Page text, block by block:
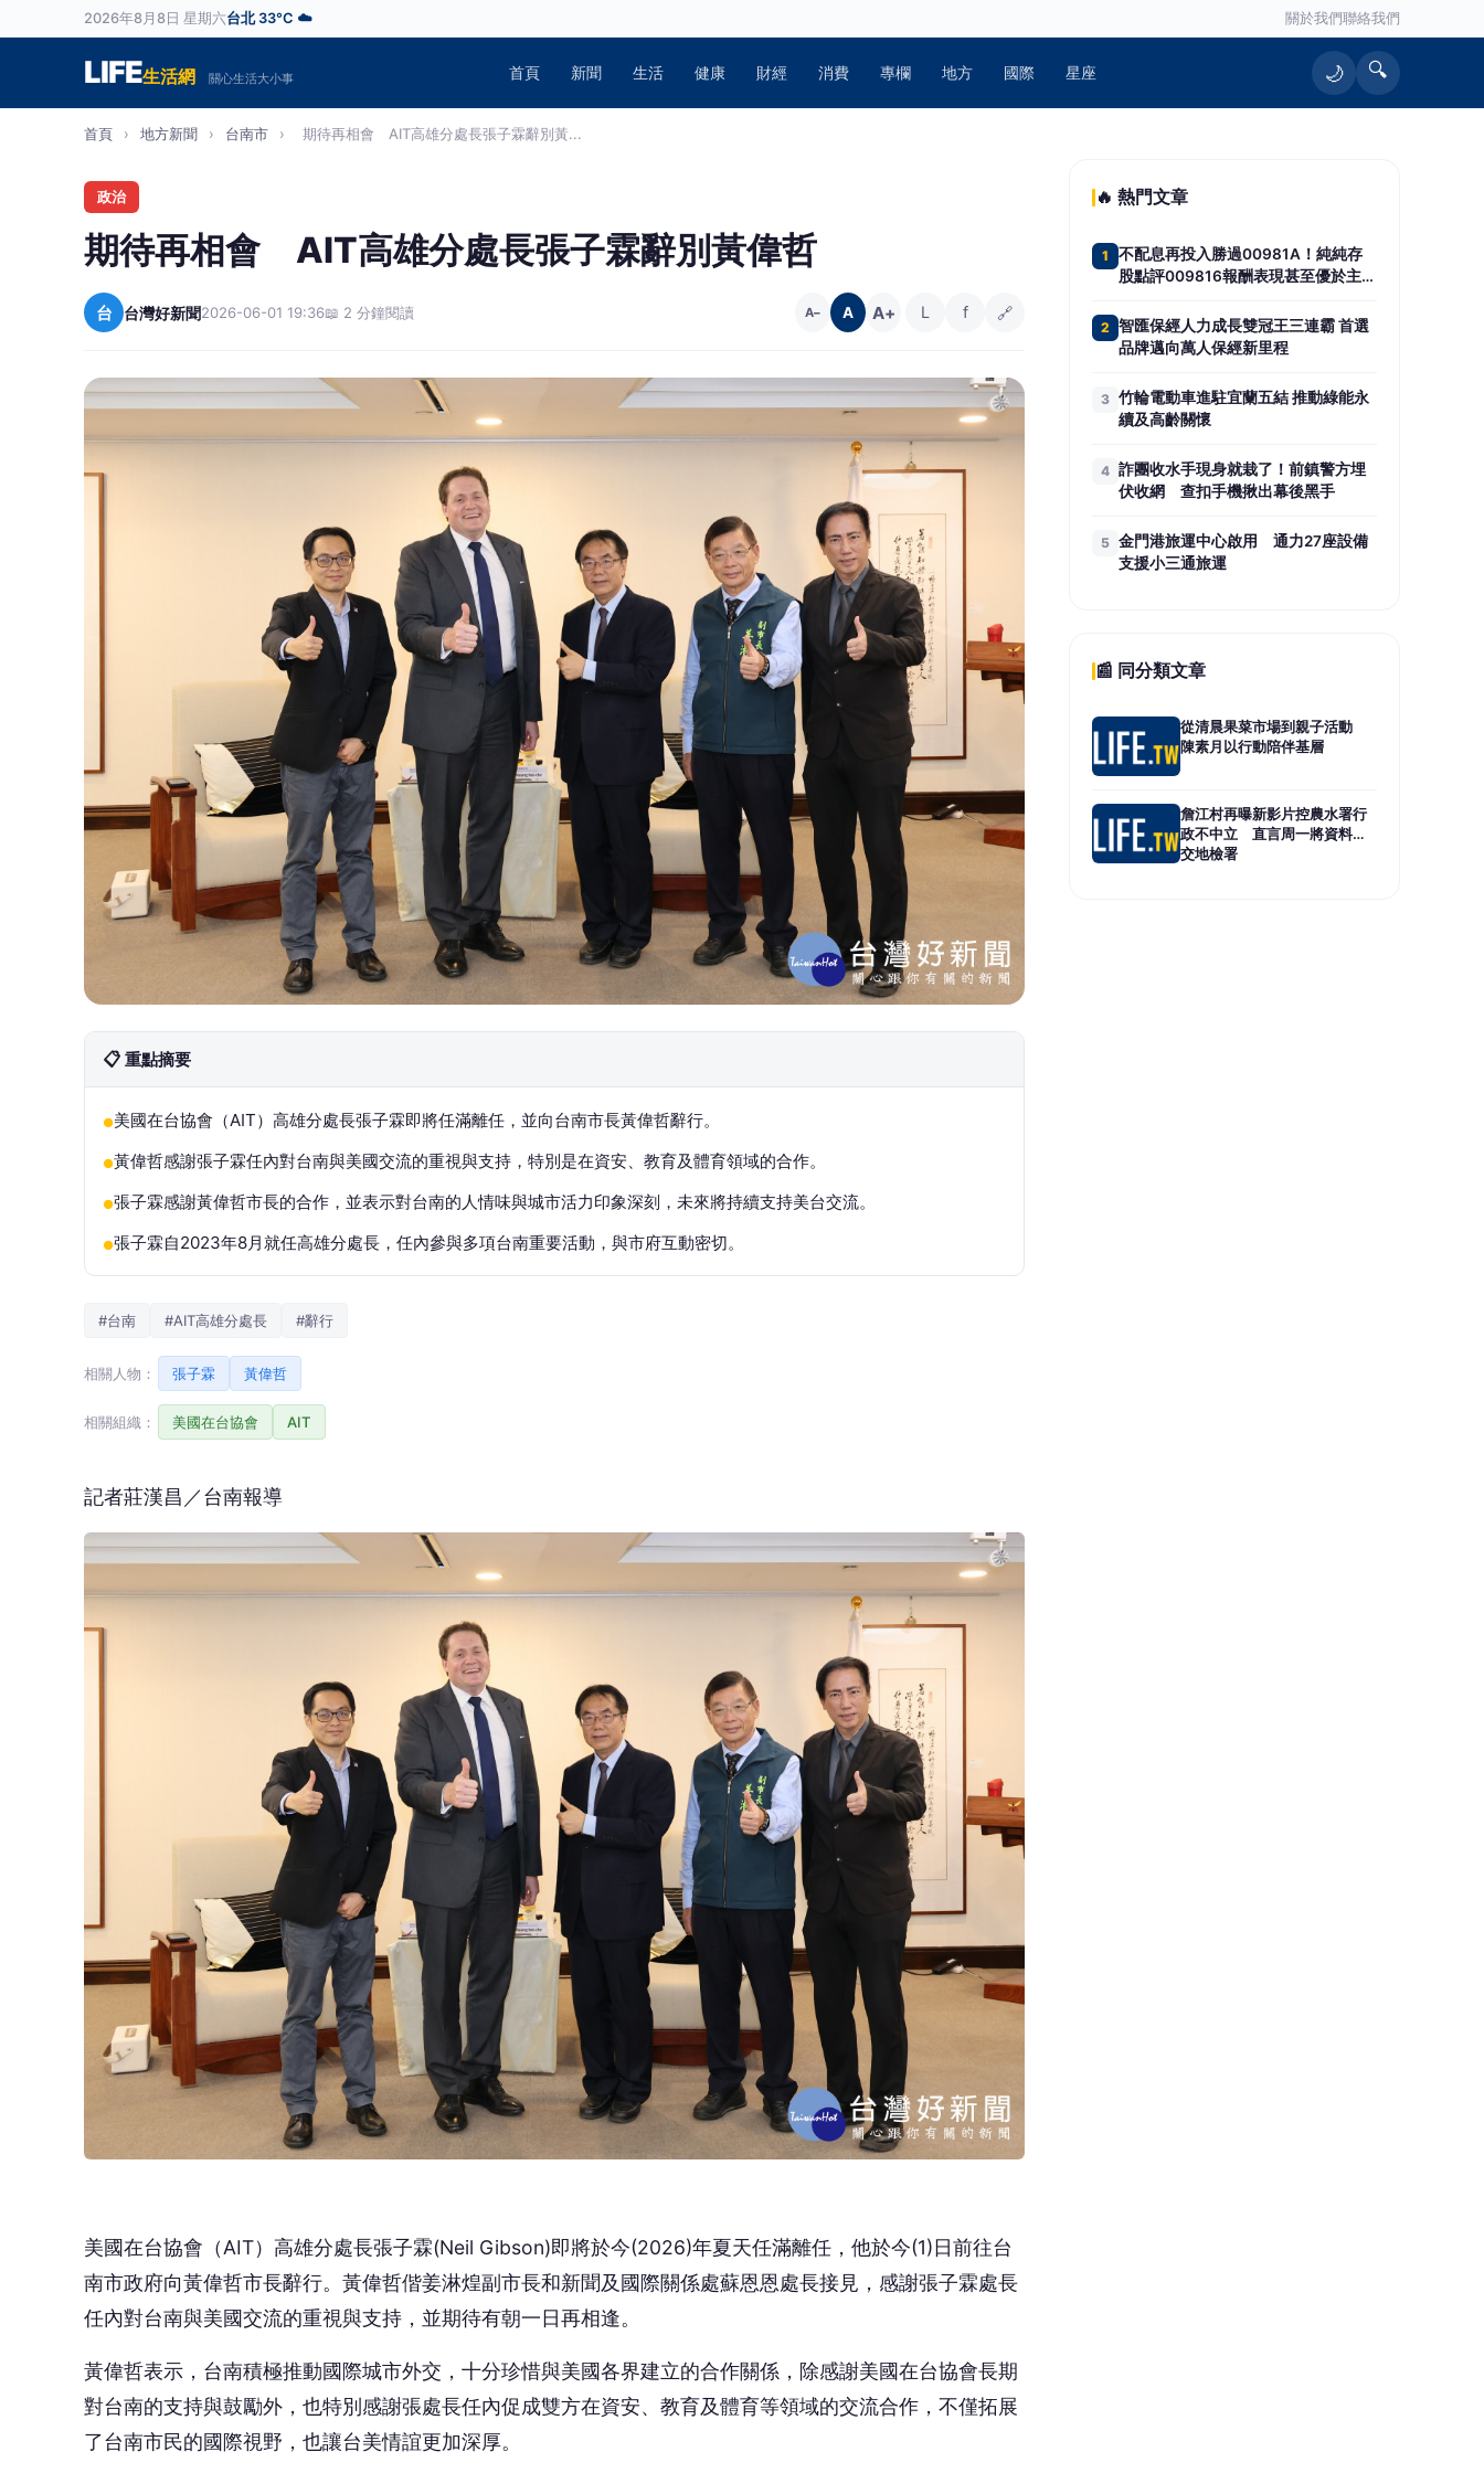
2026年8月8日 星期六台北 33°C ☁️ 關於我們聯絡我們
LIFE生活網 關心生活大小事 首頁 新聞 生活 健康 財經 消費 專欄 地方 國際 星座 🌙 🔍
首頁 › 地方新聞 › 台南市 › 期待再相會 AIT高雄分處長張子霖辭別黃...
政治
期待再相會 AIT高雄分處長張子霖辭別黃偉哲
台 台灣好新聞2026-06-01 19:36📖 2 分鐘閱讀 A− A A+ L f 🔗
📋 重點摘要
●美國在台協會（AIT）高雄分處長張子霖即將任滿離任，並向台南市長黃偉哲辭行。
●黃偉哲感謝張子霖任內對台南與美國交流的重視與支持，特別是在資安、教育及體育領域的合作。
●張子霖感謝黃偉哲市長的合作，並表示對台南的人情味與城市活力印象深刻，未來將持續支持美台交流。
●張子霖自2023年8月就任高雄分處長，任內參與多項台南重要活動，與市府互動密切。
#台南 #AIT高雄分處長 #辭行
相關人物： 張子霖 黃偉哲
相關組織： 美國在台協會 AIT
記者莊漢昌／台南報導
美國在台協會（AIT）高雄分處長張子霖(Neil Gibson)即將於今(2026)年夏天任滿離任，他於今(1)日前往台
南市政府向黃偉哲市長辭行。黃偉哲偕姜淋煌副市長和新聞及國際關係處蘇恩恩處長接見，感謝張子霖處長
任內對台南與美國交流的重視與支持，並期待有朝一日再相逢。
黃偉哲表示，台南積極推動國際城市外交，十分珍惜與美國各界建立的合作關係，除感謝美國在台協會長期
對台南的支持與鼓勵外，也特別感謝張處長任內促成雙方在資安、教育及體育等領域的交流合作，不僅拓展
了台南市民的國際視野，也讓台美情誼更加深厚。
🔥 熱門文章
1
不配息再投入勝過00981A！純純存
股點評009816報酬表現甚至優於主動
2 智匯保經人力成長雙冠王三連霸 首選
品牌邁向萬人保經新里程
3 竹輪電動車進駐宜蘭五結 推動綠能永
續及高齡關懷
4 詐團收水手現身就栽了！前鎮警方埋
伏收網 查扣手機揪出幕後黑手
5 金門港旅運中心啟用 通力27座設備
支援小三通旅運
📰 同分類文章
從清晨果菜市場到親子活動
陳素月以行動陪伴基層
詹江村再曝新影片控農水署行
政不中立 直言周一將資料送
交地檢署